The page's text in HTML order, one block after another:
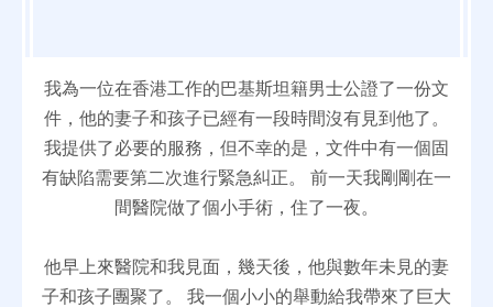
我為一位在香港工作的巴基斯坦籍男士公證了一份文
件，他的妻子和孩子已經有一段時間沒有見到他了。
我提供了必要的服務，但不幸的是，文件中有一個固
有缺陷需要第二次進行緊急糾正。 前一天我剛剛在一
間醫院做了個小手術，住了一夜。
他早上來醫院和我見面，幾天後，他與數年未見的妻
子和孩子團聚了。 我一個小小的舉動給我帶來了巨大